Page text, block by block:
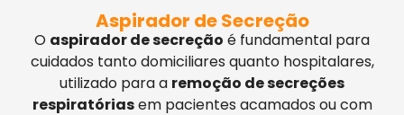
Aspirador de Secreção
O aspirador de secreção é fundamental para
cuidados tanto domiciliares quanto hospitalares,
utilizado para a remoção de secreções
respiratóriasem pacientes acamados ou com